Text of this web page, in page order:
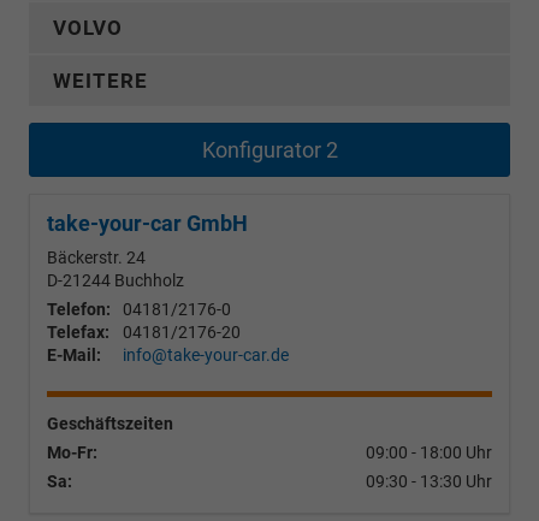
VOLVO
WEITERE
Konfigurator 2
take-your-car GmbH
Bäckerstr. 24
D-21244 Buchholz
Telefon:
04181/2176-0
Telefax:
04181/2176-20
E-Mail:
info@take-your-car.de
Geschäftszeiten
Mo-Fr:
09:00 - 18:00 Uhr
Sa:
09:30 - 13:30 Uhr